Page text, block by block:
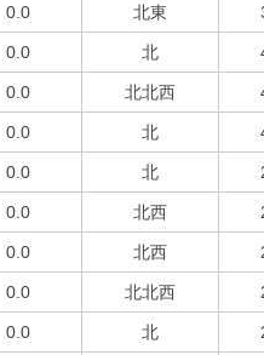
0.0 北東
0.0 北
0.0 北北西
0.0 北
0.0 北
0.0 北西
0.0 北西
0.0 北北西
0.0 北